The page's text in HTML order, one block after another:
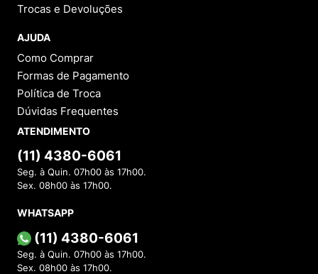
Trocas e Devoluções
AJUDA
Como Comprar
Formas de Pagamento
Política de Troca
Dúvidas Frequentes
ATENDIMENTO
(11) 4380-6061
Seg. à Quin. 07h00 às 17h00.
Sex. 08h00 às 17h00.
WHATSAPP
(11) 4380-6061
Seg. à Quin. 07h00 às 17h00.
Sex. 08h00 às 17h00.